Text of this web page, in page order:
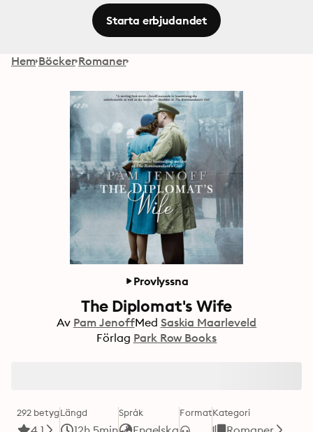
Starta erbjudandet
Hem Böcker Romaner
Provlyssna
The Diplomat's Wife
Av Pam JenoffMed Saskia Maarleveld
Förlag Park Row Books
292 betygLängd Språk FormatKategori